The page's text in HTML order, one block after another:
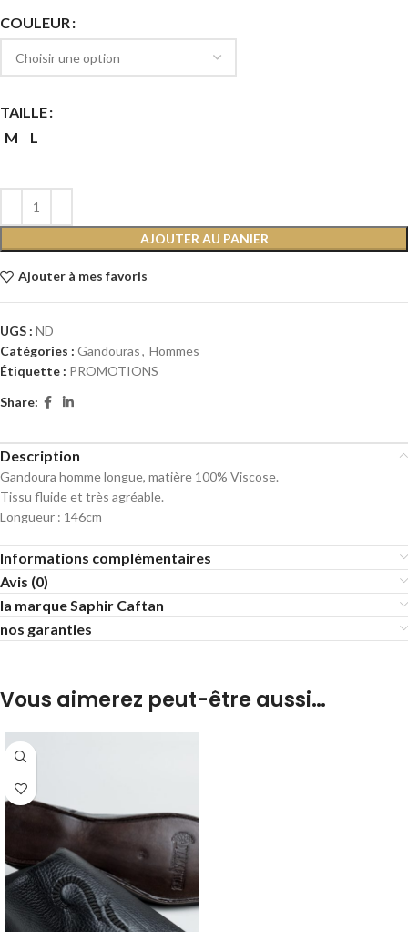
COULEUR
TAILLE
M
L
AJOUTER AU PANIER
Ajouter à mes favoris
UGS : ND
Catégories : Gandouras, Hommes
Étiquette : PROMOTIONS
Share:
Description
Gandoura homme longue, matière 100% Viscose.
Tissu fluide et très agréable.
Longueur : 146cm
Informations complémentaires
Avis (0)
la marque Saphir Caftan
nos garanties
Vous aimerez peut-être aussi…